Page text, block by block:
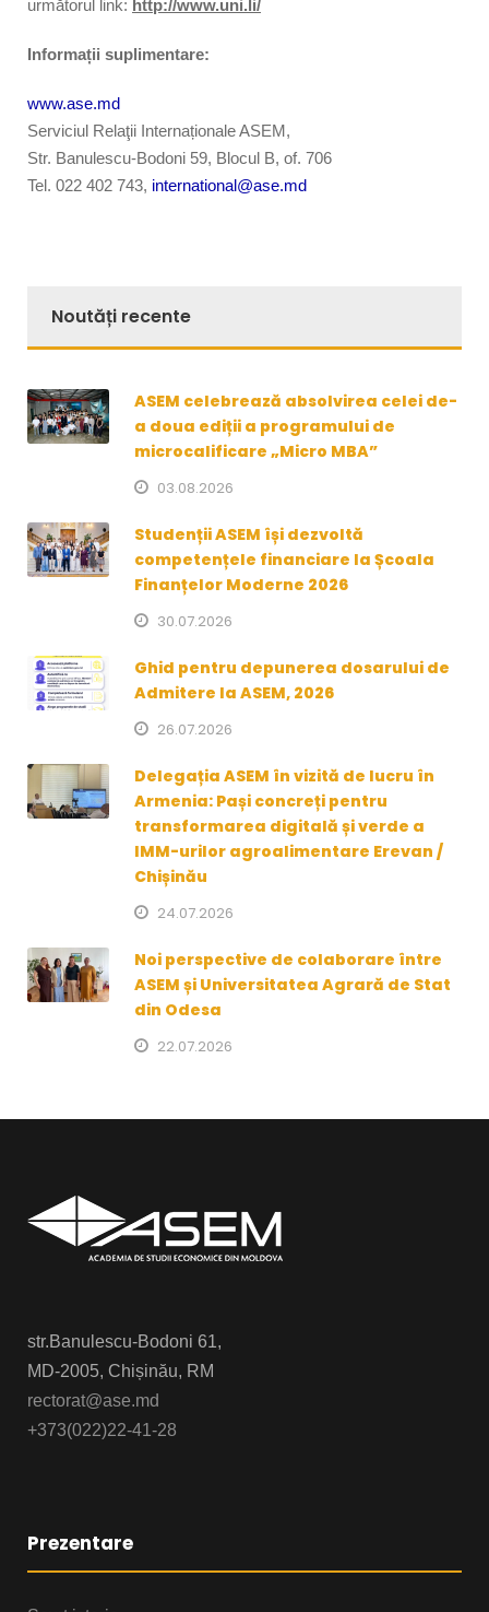
următorul link: http://www.uni.li/
Informații suplimentare:
www.ase.md
Serviciul Relaţii Internaționale ASEM,
Str. Banulescu-Bodoni 59, Blocul B, of. 706
Tel. 022 402 743, international@ase.md
Noutăți recente
ASEM celebrează absolvirea celei de-
a doua ediții a programului de
microcalificare „Micro MBA”
03.08.2026
Studenții ASEM își dezvoltă
competențele financiare la Școala
Finanțelor Moderne 2026
30.07.2026
Ghid pentru depunerea dosarului de
Admitere la ASEM, 2026
26.07.2026
Delegația ASEM în vizită de lucru în
Armenia: Pași concreți pentru
transformarea digitală și verde a
IMM-urilor agroalimentare Erevan /
Chișinău
24.07.2026
Noi perspective de colaborare între
ASEM și Universitatea Agrară de Stat
din Odesa
22.07.2026
str.Banulescu-Bodoni 61,
MD-2005, Chișinău, RM
rectorat@ase.md
+373(022)22-41-28
Prezentare